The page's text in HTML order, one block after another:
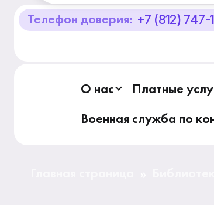
Телефон доверия: +7 (812)
О нас Платные
Военная служба по
О Центре «КОНТАКТ»